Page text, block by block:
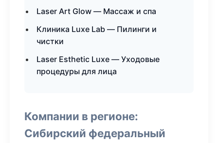
Laser Art Glow — Массаж и спа
Клиника Luxe Lab — Пилинги и
чистки
Laser Esthetic Luxe — Уходовые
процедуры для лица
Компании в регионе:
Сибирский федеральный